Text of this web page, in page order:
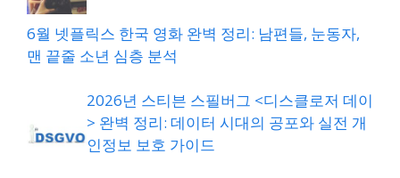
6월 넷플릭스 한국 영화 완벽 정리: 남편들, 눈동자,
맨 끝줄 소년 심층 분석
2026년 스티븐 스필버그 <디스클로저 데이
> 완벽 정리: 데이터 시대의 공포와 실전 개
인정보 보호 가이드